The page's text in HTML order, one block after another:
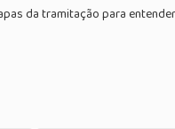
da tramitação para